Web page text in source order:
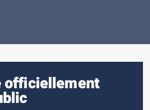
officiellement